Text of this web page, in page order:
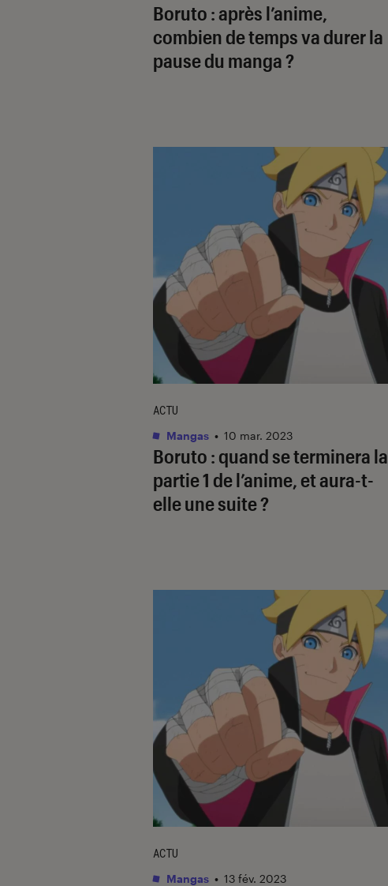
Boruto : après l’anime,
combien de temps va durer la
pause du manga ?
Boruto : quand se terminera la
partie 1 de l’anime, et aura-t-
elle une suite ?
ACTU
Mangas • 10 mar. 2023
ACTU
Mangas • 13 fév. 2023